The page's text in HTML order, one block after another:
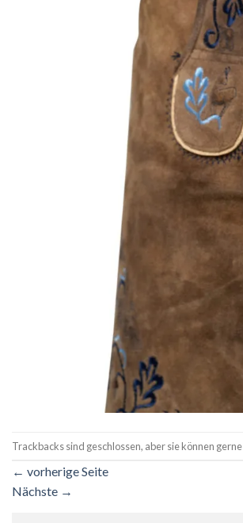
Trackbacks sind geschlossen, aber sie können gerne
← vorherige Seite
Nächste →